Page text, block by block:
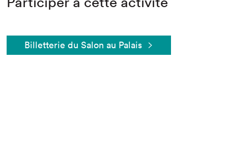
Billetterie du Salon au Palais